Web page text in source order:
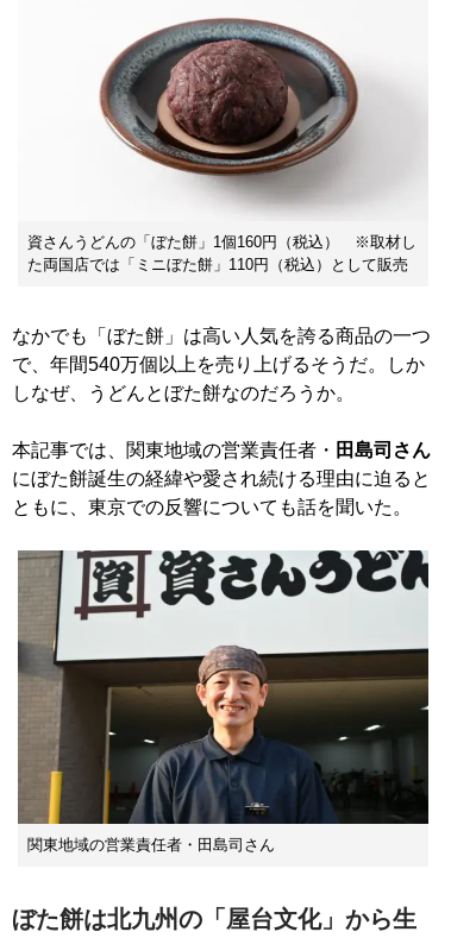
資さんうどんの「ぼた餅」1個160円（税込） ※取材し
た両国店では「ミニぼた餅」110円（税込）として販売
なかでも「ぼた餅」は高い人気を誇る商品の一つ
で、年間540万個以上を売り上げるそうだ。しか
しなぜ、うどんとぼた餅なのだろうか。
本記事では、関東地域の営業責任者・ 田島司さん
にぼた餅誕生の経緯や愛され続ける理由に迫ると
ともに、東京での反響についても話を聞いた。
関東地域の営業責任者・田島司さん
ぼた餅は北九州の「屋台文化」から生